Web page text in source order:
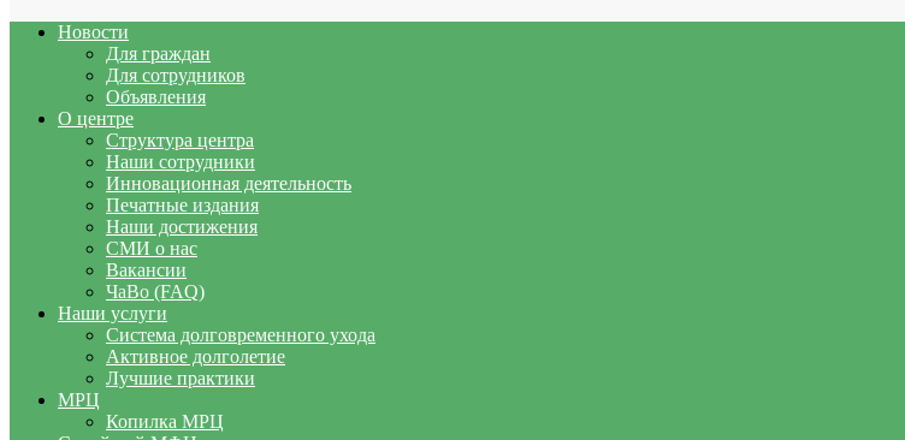
Новости
Для граждан
Для сотрудников
Объявления
О центре
Структура центра
Наши сотрудники
Инновационная деятельность
Печатные издания
Наши достижения
СМИ о нас
Вакансии
ЧаВо (FAQ)
Наши услуги
Система долговременного ухода
Активное долголетие
Лучшие практики
МРЦ
Копилка МРЦ